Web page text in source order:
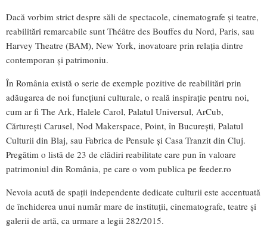
Dacă vorbim strict despre săli de spectacole, cinematografe și teatre,
reabilitări remarcabile sunt Théâtre des Bouffes du Nord, Paris, sau
Harvey Theatre (BAM), New York, inovatoare prin relația dintre
contemporan și patrimoniu.
În România există o serie de exemple pozitive de reabilitări prin
adăugarea de noi funcțiuni culturale, o reală inspirație pentru noi,
cum ar fi The Ark, Halele Carol, Palatul Universul, ArCub,
Cărturești Carusel, Nod Makerspace, Point, în București, Palatul
Culturii din Blaj, sau Fabrica de Pensule și Casa Tranzit din Cluj.
Pregătim o listă de 23 de clădiri reabilitate care pun în valoare
patrimoniul din România, pe care o vom publica pe feeder.ro
Nevoia acută de spații independente dedicate culturii este accentuată
de închiderea unui număr mare de instituții, cinematografe, teatre și
galerii de artă, ca urmare a legii 282/2015.